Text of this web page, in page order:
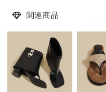
関連商品